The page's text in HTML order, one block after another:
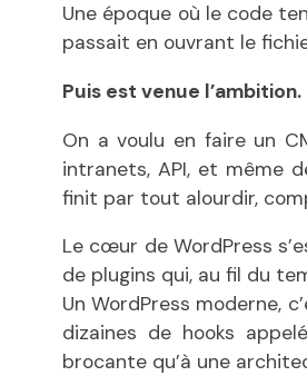
Une époque où le code
passait en ouvrant le
Puis est venue l’ambition.
On a voulu en faire un
intranets, API, et même
finit par tout alourdir,
Le cœur de WordPress
de plugins qui, au fil du
Un WordPress moderne,
dizaines de hooks
brocante qu’à une